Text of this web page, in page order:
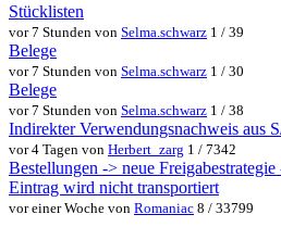
Stücklisten
vor 7 Stunden von Selma.schwarz 1 / 39
Belege
vor 7 Stunden von Selma.schwarz 1 / 30
Belege
vor 7 Stunden von Selma.schwarz 1 / 38
Indirekter Verwendungsnachweis aus
vor 4 Tagen von Herbert_zarg 1 / 7342
Bestellungen -> neue
Eintrag wird nicht transportiert
vor einer Woche von Romaniac 8 / 33799